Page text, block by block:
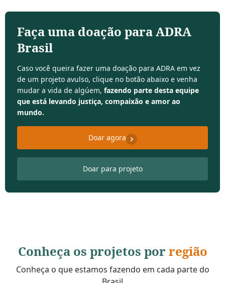
Faça uma doação para ADRA
Brasil
Caso você queira fazer uma doação para ADRA em vez
de um projeto avulso, clique no botão abaixo e venha
mudar a vida de algúem, fazendo parte desta equipe
que está levando justiça, compaixão e amor ao
mundo.
Doar agora
Doar para projeto
Conheça os projetos por região
Conheça o que estamos fazendo em cada parte do